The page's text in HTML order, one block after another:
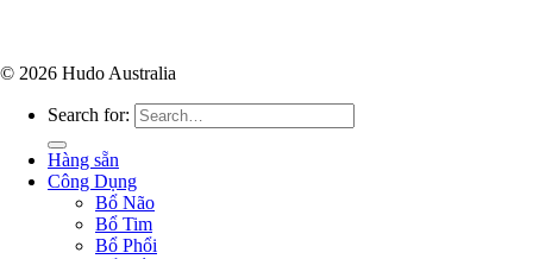
© 2026 Hudo Australia
Search for:
Hàng sẵn
Công Dụng
Bổ Não
Bổ Tim
Bổ Phổi